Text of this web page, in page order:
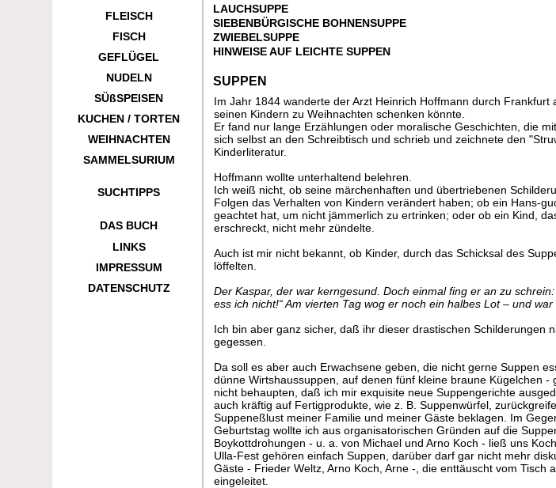
FLEISCH
FISCH
GEFLÜGEL
NUDELN
SÜßSPEISEN
KUCHEN / TORTEN
WEIHNACHTEN
SAMMELSURIUM
SUCHTIPPS
DAS BUCH
LINKS
IMPRESSUM
DATENSCHUTZ
LAUCHSUPPE
SIEBENBÜRGISCHE BOHNENSUPPE
ZWIEBELSUPPE
HINWEISE AUF LEICHTE SUPPEN
SUPPEN
Im Jahr 1844 wanderte der Arzt Heinrich Hoffmann durch
seinen Kindern zu Weihnachten schenken könnte.
Er fand nur lange Erzählungen oder moralische Geschichten, die
sich selbst an den Schreibtisch und schrieb und zeichnete den
Kinderliteratur.
Hoffmann wollte unterhaltend belehren.
Ich weiß nicht, ob seine märchenhaften und übertriebenen
Folgen das Verhalten von Kindern verändert haben; ob ein Hans-
geachtet hat, um nicht jämmerlich zu ertrinken; oder ob ein Kind,
erschreckt, nicht mehr zündelte.
Auch ist mir nicht bekannt, ob Kinder, durch das Schicksal des
löffelten.
Der Kaspar, der war kerngesund. Doch einmal fing er an zu
ess ich nicht!“ Am vierten Tag wog er noch ein halbes Lot – und
Ich bin aber ganz sicher, daß ihr dieser drastischen Schilderungen
gegessen.
Da soll es aber auch Erwachsene geben, die nicht gerne Suppen
dünne Wirtshaussuppen, auf denen fünf kleine braune Kügelchen
nicht behaupten, daß ich mir exquisite neue Suppengerichte
auch kräftig auf Fertigprodukte, wie z. B. Suppenwürfel,
Suppeneßlust meiner Familie und meiner Gäste beklagen. Im
Geburtstag wollte ich aus organisatorischen Gründen auf die
Boykottdrohungen - u. a. von Michael und Arno Koch - ließ uns
Ulla-Fest gehören einfach Suppen, darüber darf gar nicht mehr
Gäste - Frieder Weltz, Arno Koch, Arne -, die enttäuscht vom Tisch
eingeleitet.